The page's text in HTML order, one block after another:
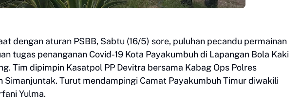
dengan aturan PSBB, Sabtu (16/5) sore, puluhan pecandu permainan
tugas penanganan Covid-19 Kota Payakumbuh di Lapangan Bola Kaki
Tim dipimpin Kasatpol PP Devitra bersama Kabag Ops Polres
Simanjuntak. Turut mendampingi Camat Payakumbuh Timur diwakili
Yulma.